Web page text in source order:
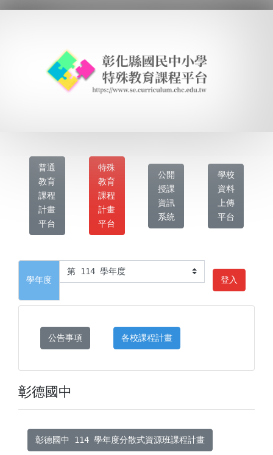
普通
教育
課程
計畫
平台
特殊
教育
課程
計畫
平台
公開
授課
資訊
系統
學校
資料
上傳
平台
學年度 登入
公告事項 各校課程計畫
彰德國中
彰德國中 114 學年度分散式資源班課程計畫